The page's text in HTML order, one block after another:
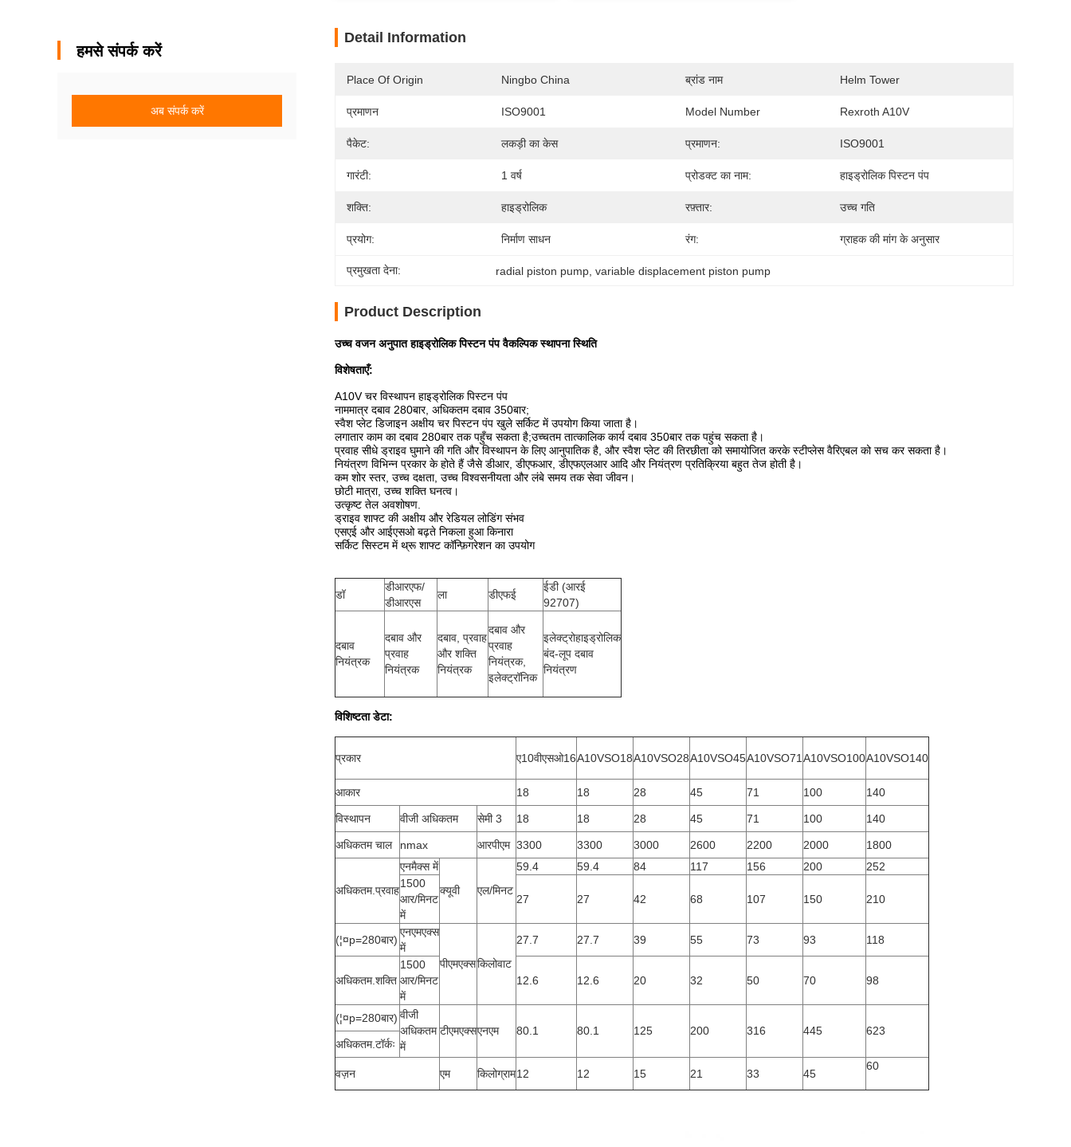
हमसे संपर्क करें
अब संपर्क करें
Detail Information
Place Of Origin Ningbo China ब्रांड नाम Helm Tower
प्रमाणन ISO9001 Model Number Rexroth A10V
पैकेट: लकड़ी का केस प्रमाणन: ISO9001
गारंटी: 1 वर्ष प्रोडक्ट का नाम: हाइड्रोलिक पिस्टन पंप
शक्ति: हाइड्रोलिक रफ़्तार: उच्च गति
प्रयोग: निर्माण साधन रंग: ग्राहक की मांग के अनुसार
प्रमुखता देना: radial piston pump , variable displacement piston pump
Product Description
उच्च वजन अनुपात हाइड्रोलिक पिस्टन पंप वैकल्पिक स्थापना स्थिति
विशेषताएँ:
A10V चर विस्थापन हाइड्रोलिक पिस्टन पंप
नाममात्र दबाव 280बार, अधिकतम दबाव 350बार;
स्वैश प्लेट डिजाइन अक्षीय चर पिस्टन पंप खुले सर्किट में उपयोग किया जाता है।
लगातार काम का दबाव 280बार तक पहुँच सकता है;उच्चतम तात्कालिक कार्य दबाव 350बार तक पहुंच सकता है।
प्रवाह सीधे ड्राइव घुमाने की गति और विस्थापन के लिए आनुपातिक है, और स्वैश प्लेट की तिरछीता को समायोजित करके स्टीप्लेस वैरिएबल को सच कर सकता है।
नियंत्रण विभिन्न प्रकार के होते हैं जैसे डीआर, डीएफआर, डीएफएलआर आदि और नियंत्रण प्रतिक्रिया बहुत तेज होती है।
कम शोर स्तर, उच्च दक्षता, उच्च विश्वसनीयता और लंबे समय तक सेवा जीवन।
छोटी मात्रा, उच्च शक्ति घनत्व।
उत्कृष्ट तेल अवशोषण.
ड्राइव शाफ्ट की अक्षीय और रेडियल लोडिंग संभव
एसएई और आईएसओ बढ़ते निकला हुआ किनारा
सर्किट सिस्टम में थ्रू शाफ्ट कॉन्फ़िगरेशन का उपयोग
डॉ
डीआरएफ/
डीआरएस
ला डीएफई
ईडी (आरई
92707)
दबाव
नियंत्रक
दबाव और
प्रवाह
नियंत्रक
दबाव, प्रवाह
और शक्ति
नियंत्रक
दबाव और
प्रवाह
नियंत्रक,
इलेक्ट्रॉनिक
इलेक्ट्रोहाइड्रोलिक
बंद-लूप दबाव
नियंत्रण
विशिष्टता डेटा:
प्रकार ए10वीएसओ16A10VSO18A10VSO28A10VSO45A10VSO71 A10VSO100A10VSO140
आकार 18 18 28 45 71 100 140
विस्थापन वीजी अधिकतम सेमी 3 18 18 28 45 71 100 140
अधिकतम चाल nmax आरपीएम 3300 3300 3000 2600 2200 2000 1800
अधिकतम.प्रवाह
एनमैक्स में
क्यूवी
एल/मिनट
59.4 59.4 84 117 156 200
252
1500
आर/मिनट
में
27 27 42 68 107 150 210
(¦¤p=280बार)
एनएमएक्स
में
पीएमएक्सकिलोवाट
27.7 27.7 39 55 73 93 118
अधिकतम.शक्ति
1500
आर/मिनट
में
12.6 12.6 20 32 50 70 98
(¦¤p=280बार) वीजी
अधिकतम
में
टीएमएक्सएनएम 80.1 80.1 125 200 316 445
623
अधिकतम.टॉर्कः
वज़न एम किलोग्राम12 12 15 21 33 45
60